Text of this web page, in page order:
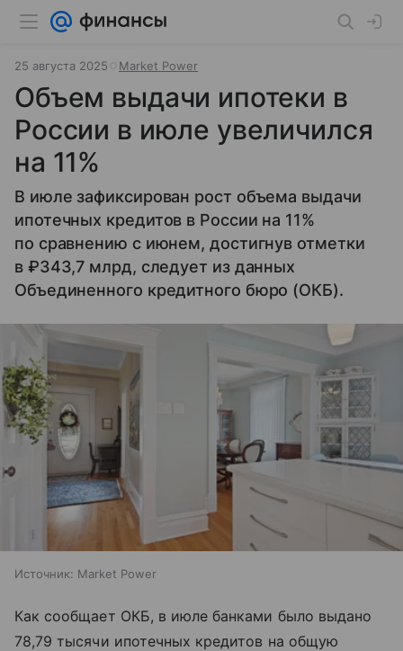
25 августа 2025 Market Power
Объем выдачи ипотеки в
России в июле увеличился
на 11%
В июле зафиксирован рост объема выдачи
ипотечных кредитов в России на 11%
по сравнению с июнем, достигнув отметки
в ₽343,7 млрд, следует из данных
Объединенного кредитного бюро (ОКБ).
Источник: Market Power
Как сообщает ОКБ, в июле банками было выдано
78,79 тысячи ипотечных кредитов на общую